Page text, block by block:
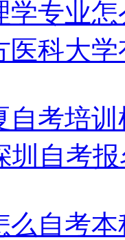
学专业
医科大
自考培训
圳自考
么自考